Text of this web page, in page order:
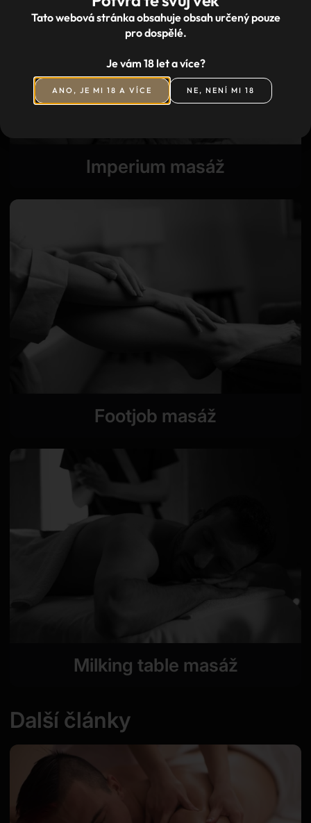
Imperium masáž
Footjob masáž
Milking table masáž
Další články
Tato webová stránka obsahuje obsah určený pouze
pro dospělé.
Je vám 18 let a více?
ANO, JE MI 18 A VÍCE NE, NENÍ MI 18